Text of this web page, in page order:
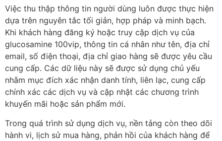
Việc thu thập thông tin người dùng luôn được thực hiện
dựa trên nguyên tắc tối giản, hợp pháp và minh bạch.
Khi khách hàng đăng ký hoặc truy cập dịch vụ của
glucosamine 100vip, thông tin cá nhân như tên, địa chỉ
email, số điện thoại, địa chỉ giao hàng sẽ được yêu cầu
cung cấp. Các dữ liệu này sẽ được sử dụng chủ yếu
nhằm mục đích xác nhận danh tính, liên lạc, cung cấp
chính xác các dịch vụ và cập nhật các chương trình
khuyến mãi hoặc sản phẩm mới.
Trong quá trình sử dụng dịch vụ, nền tảng còn theo dõi
hành vi, lịch sử mua hàng, phản hồi của khách hàng để